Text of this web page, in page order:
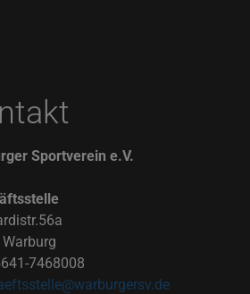
Sportverein e.V.
7468008